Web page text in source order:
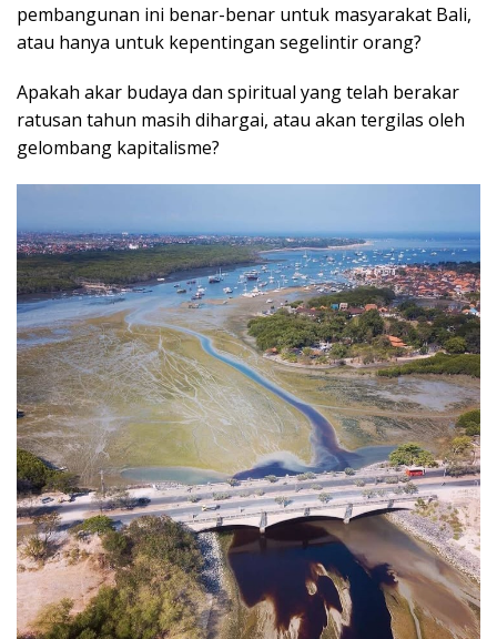
pembangunan ini benar-benar untuk masyarakat Bali,
atau hanya untuk kepentingan segelintir orang?
Apakah akar budaya dan spiritual yang telah berakar
ratusan tahun masih dihargai, atau akan tergilas oleh
gelombang kapitalisme?